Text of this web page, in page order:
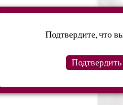
Подтвердите, что